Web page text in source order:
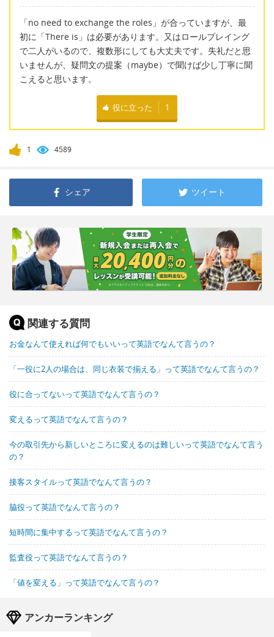
「no need to exchange the roles」が合っていますが、最
初に「There is」は必要があります。又はロールプレイング
で二人がいるので、複数形にしても大丈夫です。失礼だと思
いませんが、疑問文の提案（maybe）で聞けば少し丁寧に聞
こえると思います。
役に立った 1
1 4589
シェア ツイート
関連する質問
お金なんて使えれば何でもいいって英語でなんて言うの？
「一役に2人の場合は、同じ衣装で揃える」って英語でなんて言うの？
役に合ってないって英語でなんて言うの？
変えるって英語でなんて言うの？
今の取引先から新しいところに変えるのは難しいって英語でなんて言う
の？
接客スタイルって英語でなんて言うの？
脇役って英語でなんて言うの？
短時間に集中するって英語でなんて言うの？
監査役って英語でなんて言うの？
「値を変える」って英語でなんて言うの？
アンカーランキング